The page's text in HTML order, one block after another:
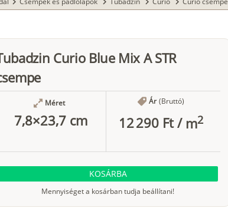
Curio Blue Mix A STR
Méret
7,8×23,7 cm
Ár (Bruttó)
12 290 Ft/ m2
KOSÁRBA
Mennyiséget a kosárban tudja beállítani!